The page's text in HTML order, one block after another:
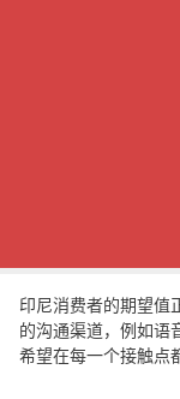
印尼消费者的期望值
的沟通渠道，例如语
希望在每一个接触点